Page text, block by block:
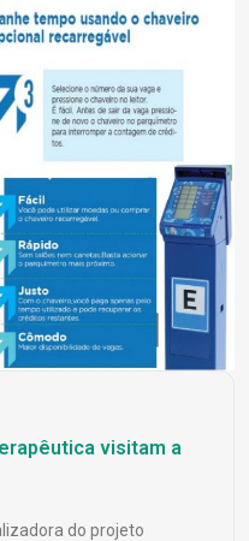
visitam a
do projeto